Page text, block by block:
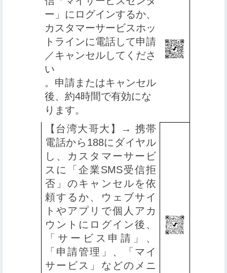
ー」にログインするか、
カスタマーサービスホッ
トラインに電話して申請
／キャンセルしてくださ
い
。申請またはキャンセル
後、約4時間で有効にな
ります。
【台湾大哥大】→ 携帯
電話から188にダイヤル
し、カスタマーサービ
スに「企業SMS受信拒
否」のキャンセルを依
頼するか、ウェブサイ
トやアプリで個人アカ
ウントにログイン後、
「サービス申請」、
「申請管理」、「マイ
サービス」などのメニ